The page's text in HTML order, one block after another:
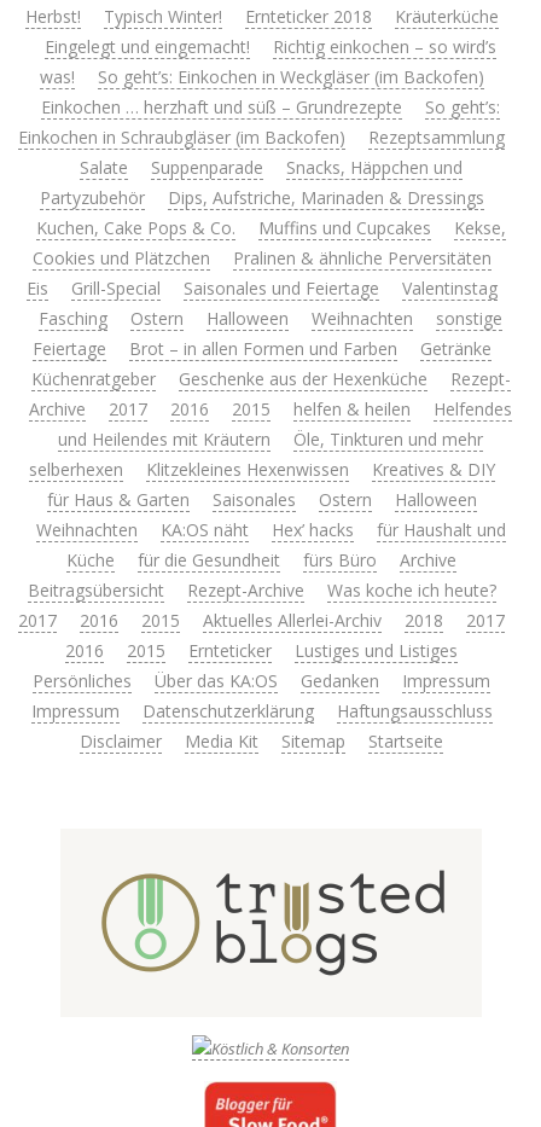
Herbst!
Typisch Winter! Ernteticker 2018
Kräuterküche
Eingelegt und eingemacht!
Richtig einkochen – so wird’s
was!
So geht’s: Einkochen in Weckgläser (im Backofen)
Einkochen … herzhaft und süß – Grundrezepte
So geht’s:
Einkochen in Schraubgläser (im Backofen)
Rezeptsammlung
Salate
Suppenparade
Snacks, Häppchen und
Partyzubehör
Dips, Aufstriche, Marinaden & Dressings
Kuchen, Cake Pops & Co.
Muffins und Cupcakes
Kekse,
Cookies und Plätzchen
Pralinen & ähnliche Perversitäten
Eis
Grill-Special Saisonales und Feiertage
Valentinstag
Fasching
Ostern Halloween Weihnachten
sonstige
Feiertage
Brot – in allen Formen und Farben
Getränke
Küchenratgeber
Geschenke aus der Hexenküche
Rezept-
Archive
2017 2016 2015 helfen & heilen
Helfendes
und Heilendes mit Kräutern
Öle, Tinkturen und mehr
selberhexen
Klitzekleines Hexenwissen
Kreatives & DIY
für Haus & Garten
Saisonales Ostern
Halloween
Weihnachten
KA:OS näht Hex’ hacks
für Haushalt und
Küche
für die Gesundheit fürs Büro
Archive
Beitragsübersicht
Rezept-Archive
Was koche ich heute?
2017
2016 2015 Aktuelles Allerlei-Archiv 2018
2017
2016
2015 Ernteticker
Lustiges und Listiges
Persönliches
Über das KA:OS Gedanken
Impressum
Impressum
Datenschutzerklärung
Haftungsausschluss
Disclaimer
Media Kit Sitemap Startseite